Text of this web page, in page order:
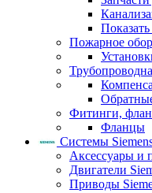
Показать
Пожарное
Фитинги,
Фланцы
Системы
Аксессуары и
Двигатели
Приводы